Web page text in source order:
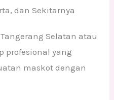
dan Sekitarnya
Selatan atau
profesional yang
maskot dengan